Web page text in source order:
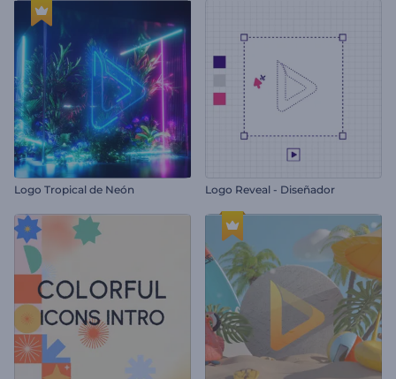
Logo Tropical de Neón Logo Reveal - Diseñador